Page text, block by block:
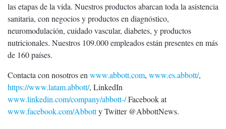
las etapas de la vida. Nuestros productos abarcan toda la asistencia
sanitaria, con negocios y productos en diagnóstico,
neuromodulación, cuidado vascular, diabetes, y productos
nutricionales. Nuestros 109.000 empleados están presentes en más
de 160 países.
Contacta con nosotros en www.abbott.com, www.es.abbott/,
https://www.latam.abbott/, LinkedIn
www.linkedin.com/company/abbott-/Facebook at
www.facebook.com/Abbotty Twitter @AbbottNews.